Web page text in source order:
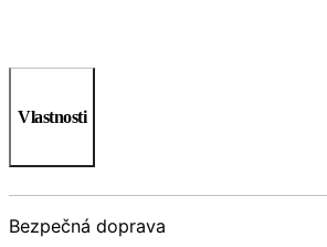
Vlastnosti
Bezpečná doprava